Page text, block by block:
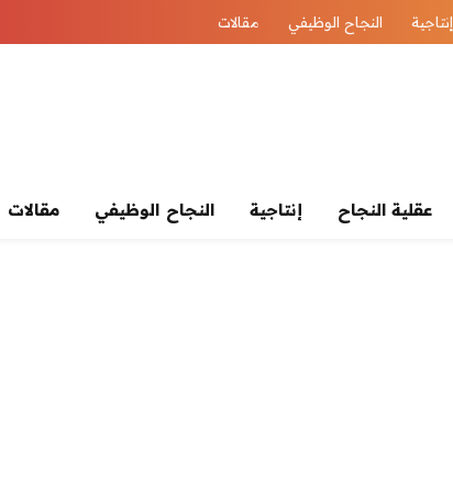
إنتاجية النجاح الوظيفي مقالات
عقلية النجاح إنتاجية النجاح الوظيفي مقالات